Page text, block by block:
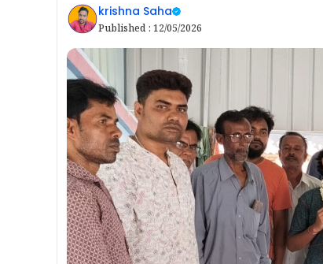
krishna Saha
Published : 12/05/2026